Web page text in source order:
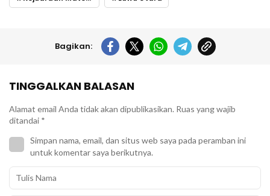
Bagikan:
TINGGALKAN BALASAN
Alamat email Anda tidak akan dipublikasikan. Ruas yang wajib
ditandai *
Simpan nama, email, dan situs web saya pada peramban ini
untuk komentar saya berikutnya.